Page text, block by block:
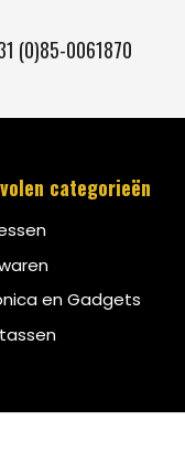
(0)85-0061870
categorieën
en Gadgets